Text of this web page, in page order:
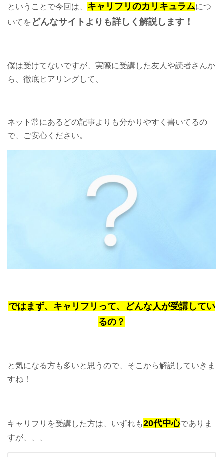
ということで今回は、 キャリフリのカリキュラムにつ
いてを どんなサイトよりも詳しく解説します！
僕は受けてないですが、実際に受講した友人や読者さんか
ら、徹底ヒアリングして、
ネット常にあるどの記事よりも分かりやすく書いてるの
で、ご安心ください。
ではまず、キャリフリって、どんな人が受講してい
るの？
と気になる方も多いと思うので、そこから解説していきま
すね！
キャリフリを受講した方は、いずれも20代中心でありま
すが、、、